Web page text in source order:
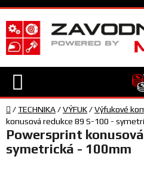
Přejít
na
obsah
TECHNIKA
VYBAVENÍ
Domů
/TECHNIKA/VÝFUK/Výfukové
konusová redukce 89 S-100 -
Powersprint
symetrická - 100mm